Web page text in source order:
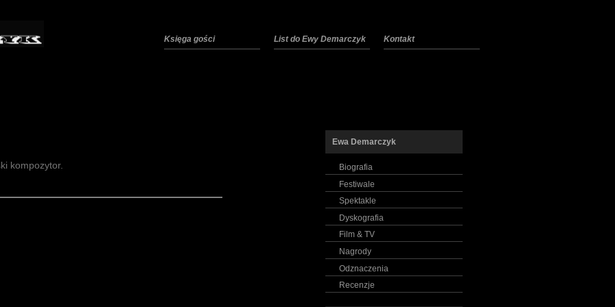
Księga gości List do Ewy Demarczyk Kontakt
kompozytor.
Ewa Demarczyk
Biografia
Festiwale
Spektakle
Dyskografia
Film & TV
Nagrody
Odznaczenia
Recenzje